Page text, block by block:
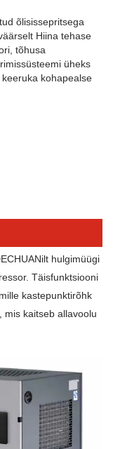
õlisissepritsega
Hiina tehase
tõhusa
üheks
kohapealse
hulgimüügi
Täisfunktsiooni
kastepunktirõhk
mis kaitseb allavoolu